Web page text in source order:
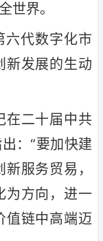
世界。
六代数字化市
新发展的生动
二十届中共
：“要加快建
服务贸易，
为方向，进一
值链中高端迈